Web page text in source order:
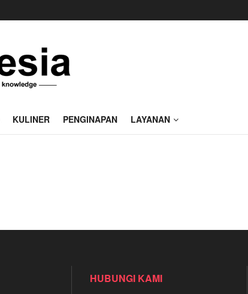
KULINER PENGINAPAN LAYANAN
HUBUNGI KAMI